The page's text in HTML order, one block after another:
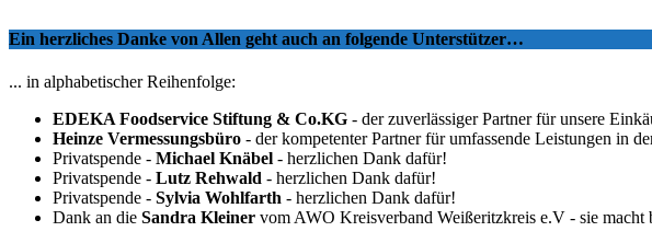
Ein herzliches Danke von Allen geht auch an folgende Unterstützer…
... in alphabetischer Reihenfolge:
EDEKA Foodservice Stiftung & Co.KG - der zuverlässiger Partner für unsere
Heinze Vermessungsbüro - der kompetenter Partner für umfassende Leistungen in
Privatspende - Michael Knäbel - herzlichen Dank dafür!
Privatspende - Lutz Rehwald - herzlichen Dank dafür!
Privatspende - Sylvia Wohlfarth - herzlichen Dank dafür!
Dank an die Sandra Kleiner vom AWO Kreisverband Weißeritzkreis e.V - sie macht